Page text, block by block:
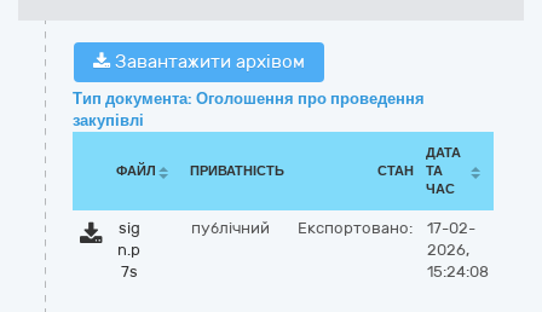
Завантажити архівом
Тип документа: Оголошення про проведення
закупівлі
ФАЙЛ ПРИВАТНІСТЬ СТАН
ДАТА
ТА
ЧАС
sig
n.p
7s
публічний Експортовано:
17-02-
2026,
15:24:08